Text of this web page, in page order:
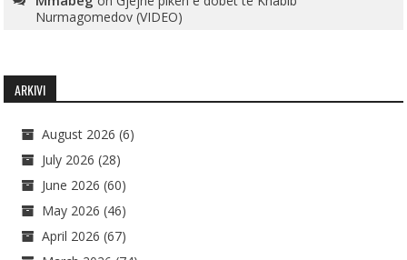
Nurmagomedov (VIDEO)
ARKIVI
August 2026 (6)
July 2026 (28)
June 2026 (60)
May 2026 (46)
April 2026 (67)